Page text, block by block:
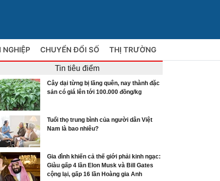
NGHIỆP CHUYỂN ĐỔI SỐ THỊ TRƯỜNG
Tin tiêu điểm
Cây dại từng bị lãng quên, nay thành đặc
sản có giá lên tới 100.000 đồng/kg
Tuổi thọ trung bình của người dân Việt
Nam là bao nhiêu?
Gia đình khiến cả thế giới phải kinh ngạc:
Giàu gấp 4 lần Elon Musk và Bill Gates
cộng lại, gấp 16 lần Hoàng gia Anh